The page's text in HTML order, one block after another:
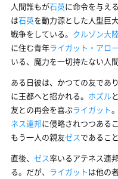
人間誰もが石英に命令を与え
は石英を動力源とした人型巨
戦争をしている。 クルゾン大
に住む青年ライガット・アロー
いる、魔力を一切持たない人間
ある日彼は、かつての友であ
に王都へと招かれる。 ホズル
友との再会を喜ぶライガット
ネス連邦に侵略されつつある
もう一人の親友ゼスであるこ
直後、 ゼス率いるアテネス連
る。だが、 ライガットは他の